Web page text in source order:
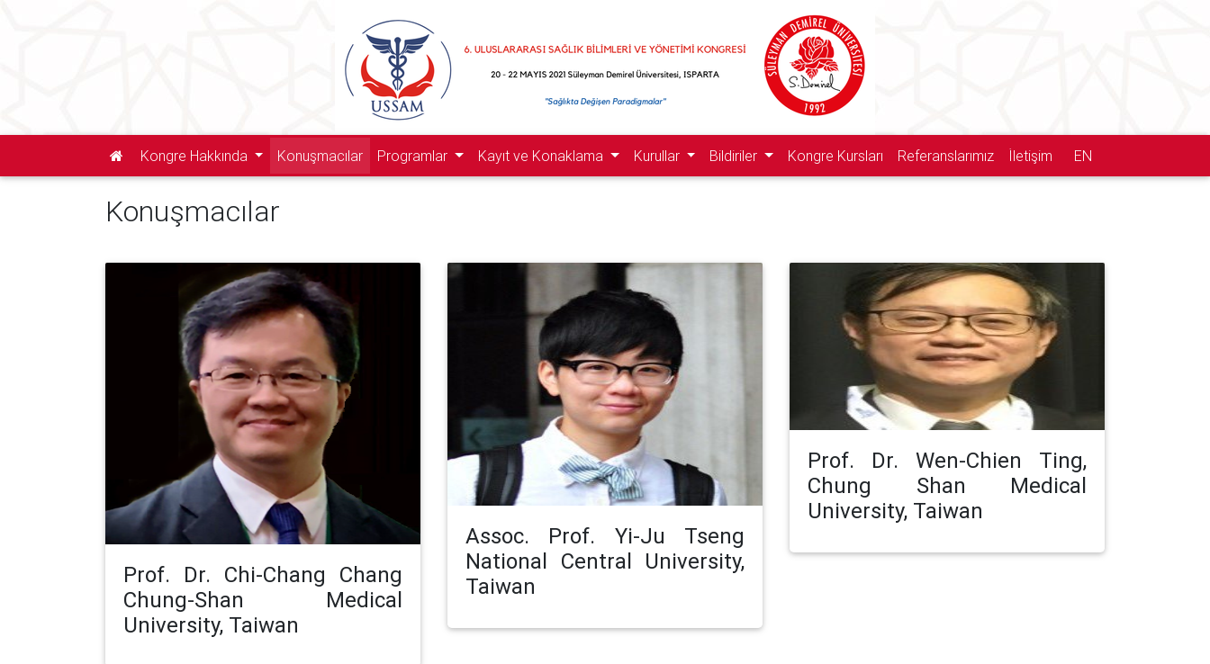
Kongre Hakkında Konuşmacılar Programlar Kayıt ve Konaklama Kurullar Bildiriler Kongre Kursları Referanslarımız İletişim EN
Konuşmacılar
Prof. Dr. Chi-Chang Chang
Chung-Shan Medical
University, Taiwan
Assoc. Prof. Yi-Ju Tseng
National Central University,
Taiwan
Prof. Dr. Wen-Chien Ting,
Chung Shan Medical
University, Taiwan